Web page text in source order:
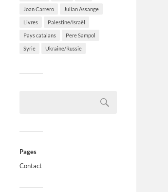
Joan Carrero Julian Assange
Livres Palestine/Israël
Pays catalans Pere Sampol
Syrie Ukraine/Russie
Pages
Contact